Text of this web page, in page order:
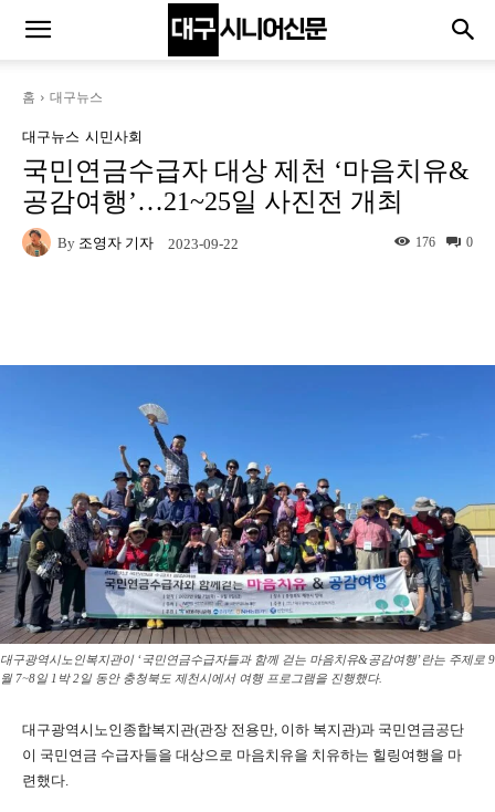
홈 대구뉴스
대구뉴스 시민사회
국민연금수급자 대상 제천 ‘마음치유&
공감여행’…21~25일 사진전 개최
By 조영자 기자 2023-09-22 0
176
대구광역시노인복지관이 ‘국민연금수급자들과 함께 걷는 마음치유&공감여행’란는 주제로 9
월 7~8일 1박 2일 동안 충청북도 제천시에서 여행 프로그램을 진행했다.
대구광역시노인종합복지관(관장 전용만, 이하 복지관)과 국민연금공단
이 국민연금 수급자들을 대상으로 마음치유을 치유하는 힐링여행을 마
련했다.